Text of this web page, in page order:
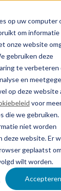
op uw computer
om
onze website
gebruiken deze
te verbeteren
en
op deze website
voor
die we gebruiken.
niet worden
deze website. Er
geplaatst
wilt worden.
Accepteren